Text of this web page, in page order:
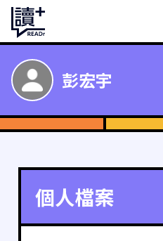
彭宏宇
個人檔案